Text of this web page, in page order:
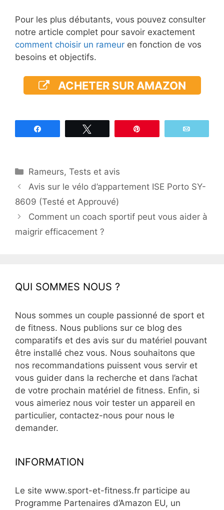
Pour les plus débutants, vous pouvez consulter
notre article complet pour savoir exactement
comment choisir un rameur en fonction de vos
besoins et objectifs.
ACHETER SUR AMAZON
Catégories
Rameurs,Tests et avis
Avis sur le vélo d’appartement ISE Porto SY-
8609 (Testé et Approuvé)
Comment un coach sportif peut vous aider à
maigrir efficacement ?
QUI SOMMES NOUS ?
Nous sommes un couple passionné de sport et
de fitness. Nous publions sur ce blog des
comparatifs et des avis sur du matériel pouvant
être installé chez vous. Nous souhaitons que
nos recommandations puissent vous servir et
vous guider dans la recherche et dans l’achat
de votre prochain matériel de fitness. Enfin, si
vous aimeriez nous voir tester un appareil en
particulier, contactez-nous pour nous le
demander.
INFORMATION
Le site www.sport-et-fitness.fr participe au
Programme Partenaires d’Amazon EU, un